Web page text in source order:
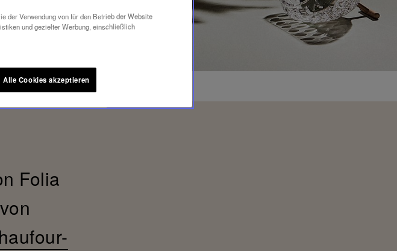
Folia
der Verwendung von für den Betrieb der Website
und gezielter Werbung, einschließlich
Alle Cookies akzeptieren